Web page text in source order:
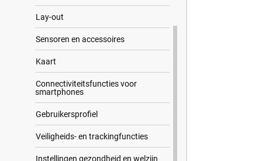
Lay-out
Sensoren en accessoires
Kaart
Connectiviteitsfuncties voor
smartphones
Gebrui​kers​profiel
Veiligheids- en trackingfuncties
Instellingen gezondheid en welzijn